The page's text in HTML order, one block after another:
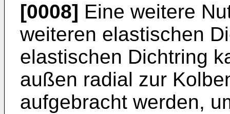
[0008] Eine weitere
weiteren elastischen
elastischen Dichtring
außen radial zur
aufgebracht werden,